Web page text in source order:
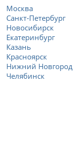
Москва
Санкт-Петербург
Новосибирск
Екатеринбург
Казань
Красноярск
Нижний Новгород
Челябинск